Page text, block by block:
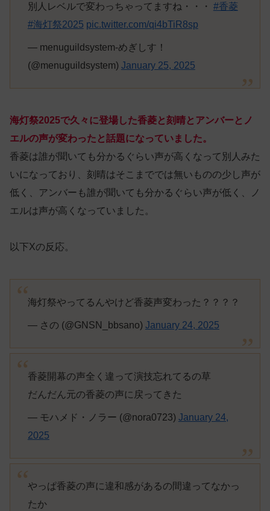
別人レベルで変わっちゃってますね・・・ #香菱
#海灯祭2025 pic.twitter.com/qi4bTiR8sp
— menuguildsystem-めぎしす！
(@menuguildsystem) January 25, 2025
海灯祭2025で久々に登場した香菱と刻晴とアンバーとノ
エルの声が変わったと話題になっていました。
香菱は誰が聞いても分かるぐらい声が高くなって別人みた
いになっており、刻晴はそこまででは無いものの少し声が
低く、アンバーも誰が聞いても分かるぐらい声が低く、ノ
エルは声が高くなっていました。
以下Xの反応。
海灯祭やってるんやけど香菱声変わった？？？？
— さの (@GNSN_bbsano) January 24, 2025
香菱開幕の声全く違って演技忘れてるの草
だんだん元の香菱の声に戻ってきた
— モハメド・ノラー (@nora0723) January 24,
2025
やっぱ香菱の声に違和感があるの間違ってなかっ
たか